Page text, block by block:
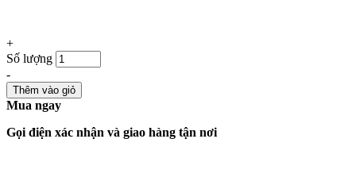
+
Số lượng
-
Thêm vào giỏ
Mua ngay
Gọi điện xác nhận và giao hàng tận nơi